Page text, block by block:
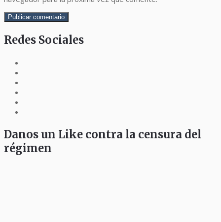
Redes Sociales
Danos un Like contra la censura del
régimen